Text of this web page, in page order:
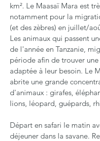
km². Le Maasaï Mara est
notamment pour la
(et des zèbres) en juillet/
Les animaux qui passent
de l'année en Tanzanie,
période afin de trouver
adaptée à leur besoin. Le
abrite une grande
d'animaux : girafes,
lions, léopard, guépards,
Départ en safari le matin
déjeuner dans la savane.